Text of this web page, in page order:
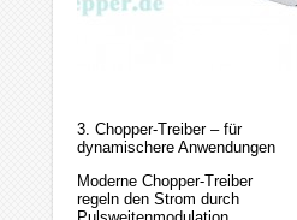
3. Chopper-Treiber – für
dynamischere Anwendungen
Moderne Chopper-Treiber
regeln den Strom durch